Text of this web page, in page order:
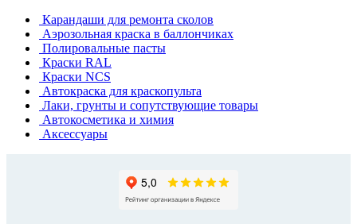
Карандаши для ремонта сколов
Аэрозольная краска в баллончиках
Полировальные пасты
Краски RAL
Краски NCS
Автокраска для краскопульта
Лаки, грунты и сопутствующие товары
Автокосметика и химия
Аксессуары